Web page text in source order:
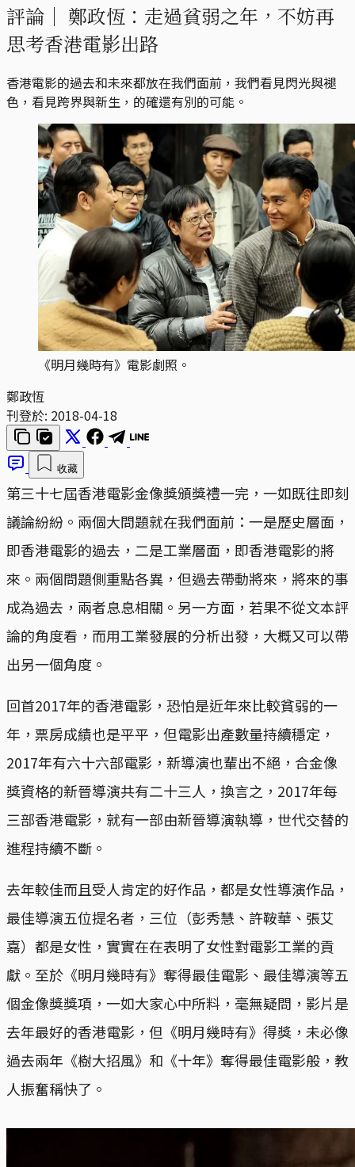
評論｜ 鄭政恆：走過貧弱之年，不妨再
思考香港電影出路
香港電影的過去和未來都放在我們面前，我們看見閃光與褪
色，看見跨界與新生，的確還有別的可能。
《明月幾時有》電影劇照。
鄭政恆
刊登於: 2018-04-18
收藏
第三十七屆香港電影金像獎頒獎禮一完，一如既往即刻
議論紛紛。兩個大問題就在我們面前：一是歷史層面，
即香港電影的過去，二是工業層面，即香港電影的將
來。兩個問題側重點各異，但過去帶動將來，將來的事
成為過去，兩者息息相關。另一方面，若果不從文本評
論的角度看，而用工業發展的分析出發，大概又可以帶
出另一個角度。
回首2017年的香港電影，恐怕是近年來比較貧弱的一
年，票房成績也是平平，但電影出產數量持續穩定，
2017年有六十六部電影，新導演也輩出不絕，合金像
獎資格的新晉導演共有二十三人，換言之，2017年每
三部香港電影，就有一部由新晉導演執導，世代交替的
進程持續不斷。
去年較佳而且受人肯定的好作品，都是女性導演作品，
最佳導演五位提名者，三位（彭秀慧、許鞍華、張艾
嘉）都是女性，實實在在表明了女性對電影工業的貢
獻。至於《明月幾時有》奪得最佳電影、最佳導演等五
個金像獎獎項，一如大家心中所料，毫無疑問，影片是
去年最好的香港電影，但《明月幾時有》得獎，未必像
過去兩年《樹大招風》和《十年》奪得最佳電影般，教
人振奮稱快了。